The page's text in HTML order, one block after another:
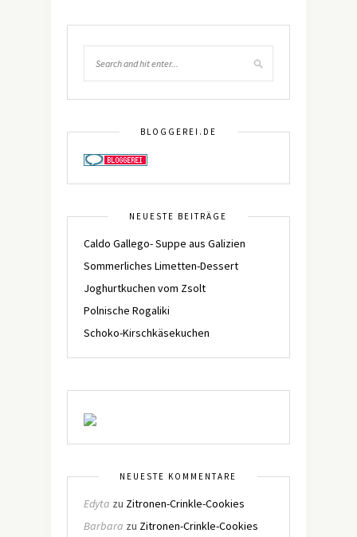
BLOGGEREI.DE
NEUESTE BEITRÄGE
Caldo Gallego- Suppe aus Galizien
Sommerliches Limetten-Dessert
Joghurtkuchen vom Zsolt
Polnische Rogaliki
Schoko-Kirschkäsekuchen
NEUESTE KOMMENTARE
Edyta zu Zitronen-Crinkle-Cookies
Barbara zu Zitronen-Crinkle-Cookies